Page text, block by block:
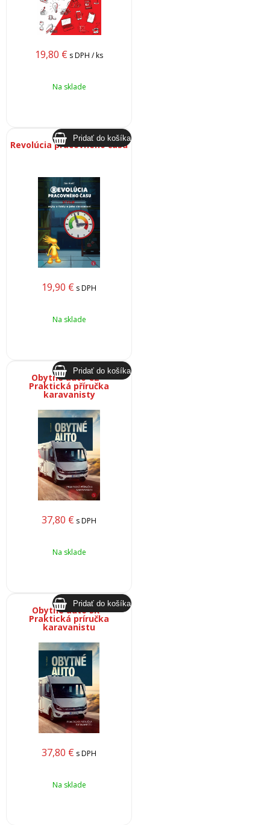
19,80 € s DPH / ks
Na sklade
Revolúcia pracovného času
19,90 € s DPH
Na sklade
Obytné auto CZ –
Praktická příručka
karavanisty
37,80 € s DPH
Na sklade
Obytné auto SK –
Praktická príručka
karavanistu
37,80 € s DPH
Na sklade